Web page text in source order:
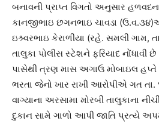
બનાવની પ્રાપ્ત વિગતો અનુસાર
કાનજીભાઇ છગનભાઇ ચાવડા
ઇશ્ર્વરભાઇ કેરાળીયા (રહે. સમલી ગામ,
તાલુકા પોલીસ સ્ટેશને ફરિયાદ નોંધાવી
પાસેથી ત્રણ માસ અગાઉ મોબાઇલ હપ્તે
ભરતા જેનો ખાર રાખી આરોપીએ ગત તા.
વાગ્યાના અરસામા મોરબી તાલુકાના
દુકાન સામે ગાળો આપી જાતિ પ્રત્યે